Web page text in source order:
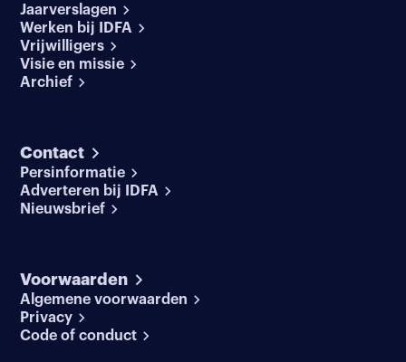
Jaarverslagen
Werken bij IDFA
Vrijwilligers
Visie en missie
Archief
Contact
Persinformatie
Adverteren bij IDFA
Nieuwsbrief
Voorwaarden
Algemene voorwaarden
Privacy
Code of conduct